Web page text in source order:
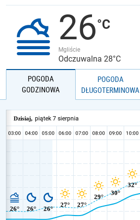
JAKOŚĆ POWIETRZA
26
Mgliście
Odczuwalna 28°C
POGODA
GODZINOWA
POGODA
DŁUGOTERMINOWA